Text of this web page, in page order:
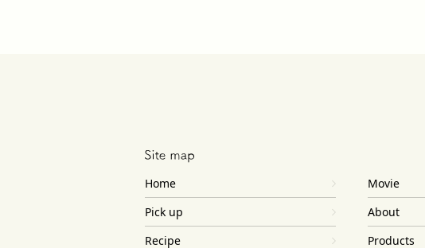
Home
Pick up
Recipe
Movie
About
Products